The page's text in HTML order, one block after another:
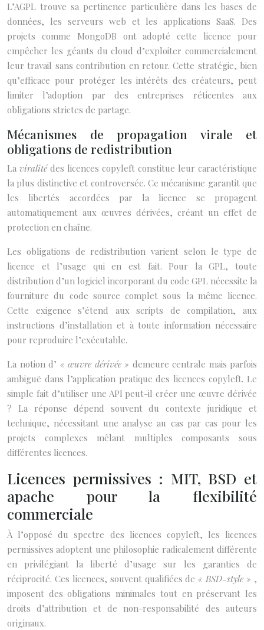
L’AGPL trouve sa pertinence particulière dans les bases de
données, les serveurs web et les applications SaaS. Des
projets comme MongoDB ont adopté cette licence pour
empêcher les géants du cloud d’exploiter commercialement
leur travail sans contribution en retour. Cette stratégie, bien
qu’efficace pour protéger les intérêts des créateurs, peut
limiter l’adoption par des entreprises réticentes aux
obligations strictes de partage.
Mécanismes de propagation virale et
obligations de redistribution
La viralité des licences copyleft constitue leur caractéristique
la plus distinctive et controversée. Ce mécanisme garantit que
les libertés accordées par la licence se propagent
automatiquement aux œuvres dérivées, créant un effet de
protection en chaîne.
Les obligations de redistribution varient selon le type de
licence et l’usage qui en est fait. Pour la GPL, toute
distribution d’un logiciel incorporant du code GPL nécessite la
fourniture du code source complet sous la même licence.
Cette exigence s’étend aux scripts de compilation, aux
instructions d’installation et à toute information nécessaire
pour reproduire l’exécutable.
La notion d’ « œuvre dérivée » demeure centrale mais parfois
ambiguë dans l’application pratique des licences copyleft. Le
simple fait d’utiliser une API peut-il créer une œuvre dérivée
? La réponse dépend souvent du contexte juridique et
technique, nécessitant une analyse au cas par cas pour les
projets complexes mêlant multiples composants sous
différentes licences.
Licences permissives : MIT, BSD et
apache pour la flexibilité
commerciale
À l’opposé du spectre des licences copyleft, les licences
permissives adoptent une philosophie radicalement différente
en privilégiant la liberté d’usage sur les garanties de
réciprocité. Ces licences, souvent qualifiées de« BSD-style » ,
imposent des obligations minimales tout en préservant les
droits d’attribution et de non-responsabilité des auteurs
originaux.